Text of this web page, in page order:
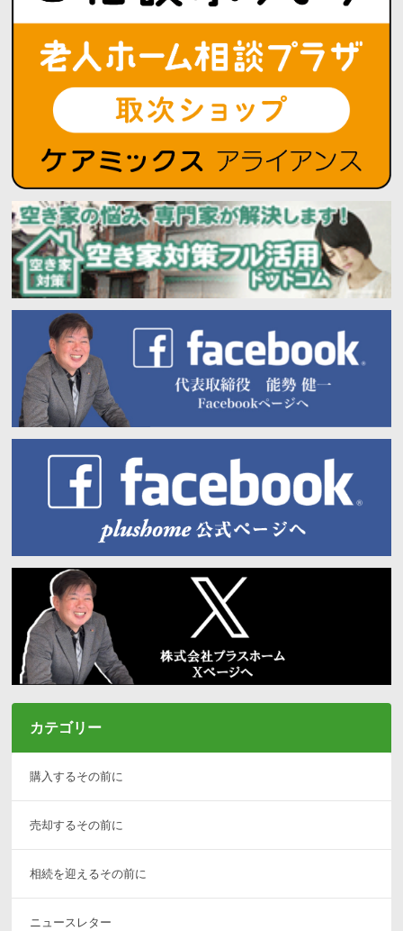
カテゴリー
購入するその前に
売却するその前に
相続を迎えるその前に
ニュースレター